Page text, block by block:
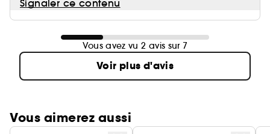
Signaler ce contenu
Vous avez vu 2 avis sur 7
Voir plus d'avis
Vous aimerez aussi